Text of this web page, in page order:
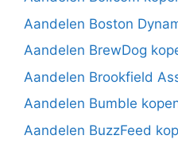
Aandelen Boston
Aandelen BrewDog
Aandelen Brookfield
Aandelen Bumble
Aandelen BuzzFeed